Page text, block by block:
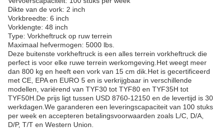
Dikte van de vork: 2 inch
Vorkbreedte: 6 inch
Vorklengte: 48 inch
Type: Vorkheftruck op ruw terrein
Maximaal hefvermogen: 5000 lbs.
Deze buitenste vorkheftruck is een alles terrein vorkheftruck die
perfect is voor elke ruwe terrein werkomgeving.Het weegt meer
dan 800 kg en heeft een vork van 15 cm dik.Het is gecertificeerd
met CE, EPA en EURO 5 en is verkrijgbaar in verschillende
modellen, variërend van TYF30 tot TYF80 en TYF35H tot
TYF50H.De prijs ligt tussen USD 8760-12150 en de levertijd is 30
werkdagen.We garanderen een leveringscapaciteit van 100 stuks
per week en accepteren betalingsvoorwaarden zoals L/C, D/A,
D/P, T/T en Western Union.